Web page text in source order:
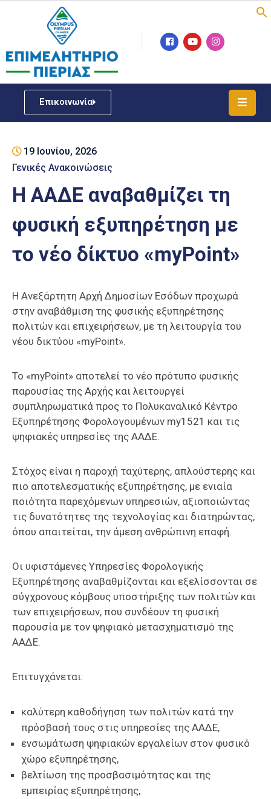
Επικοινωνία
Επιμελητήριο
Νέα
ΓΕΜΗ
Υποστήριξη
Έκθεση
Παραδοσιακών
ΕΒΕΠ-
ΚΜ
19 Ιουνίου, 2026
Γενικές Ανακοινώσεις
Η ΑΑΔΕ αναβαθμίζει τη
φυσική εξυπηρέτηση με
το νέο δίκτυο «myPoint»
Η Ανεξάρτητη Αρχή Δημοσίων Εσόδων προχωρά
στην αναβάθμιση της φυσικής εξυπηρέτησης
πολιτών και επιχειρήσεων, με τη λειτουργία του
νέου δικτύου «myPoint».
Το «myPoint» αποτελεί το νέο πρότυπο φυσικής
παρουσίας της Αρχής και λειτουργεί
συμπληρωματικά προς το Πολυκαναλικό Κέντρο
Εξυπηρέτησης Φορολογουμένων my1521 και τις
ψηφιακές υπηρεσίες της ΑΑΔΕ.
Στόχος είναι η παροχή ταχύτερης, απλούστερης και
πιο αποτελεσματικής εξυπηρέτησης, με ενιαία
ποιότητα παρεχόμενων υπηρεσιών, αξιοποιώντας
τις δυνατότητες της τεχνολογίας και διατηρώντας,
όπου απαιτείται, την άμεση ανθρώπινη επαφή.
Οι υφιστάμενες Υπηρεσίες Φορολογικής
Εξυπηρέτησης αναβαθμίζονται και εξελίσσονται σε
σύγχρονους κόμβους υποστήριξης των πολιτών και
των επιχειρήσεων, που συνδέουν τη φυσική
παρουσία με τον ψηφιακό μετασχηματισμό της
ΑΑΔΕ.
Επιτυγχάνεται:
καλύτερη καθοδήγηση των πολιτών κατά την
πρόσβασή τους στις υπηρεσίες της ΑΑΔΕ,
ενσωμάτωση ψηφιακών εργαλείων στον φυσικό
χώρο εξυπηρέτησης,
βελτίωση της προσβασιμότητας και της
εμπειρίας εξυπηρέτησης,